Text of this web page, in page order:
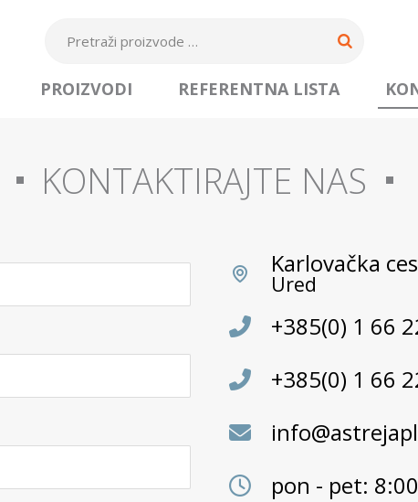
PROIZVODI REFERENTNA LISTA
KONTAKTIRAJTE NAS
Karlovačka
Ured
+385(0) 1 66
+385(0) 1 66
pon - pet: